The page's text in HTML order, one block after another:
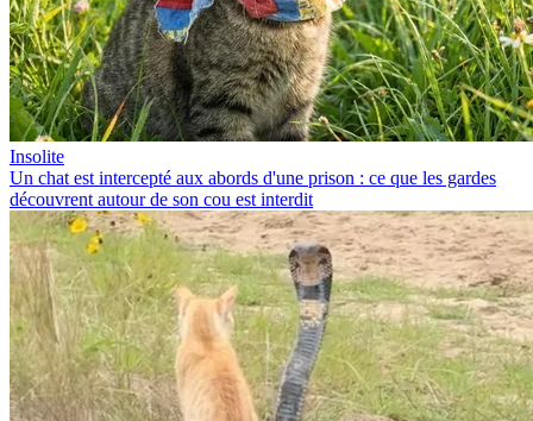
Insolite
Un chat est intercepté aux abords d'une prison : ce que les gardes
découvrent autour de son cou est interdit